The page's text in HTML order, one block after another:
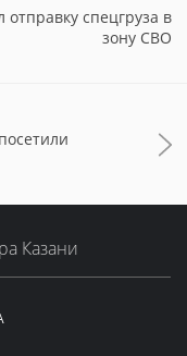
спецгруза в
зону СВО
Казани